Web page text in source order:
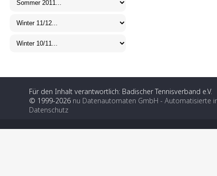
Für den Inhalt verantwortlich: Badischer Tennisverband e.V.
© 1999-2026 nu Datenautomaten GmbH - Automatisierte
Datenschutz